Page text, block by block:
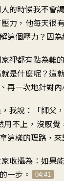
的時候我不會
力，他每天很
這個壓力？因為
裡都有點為難
是什麼呢？這
再一次地針對內
我說：「師父
不上，沒感
這樣的理路，來
收攝為：如果
一步。
04:41